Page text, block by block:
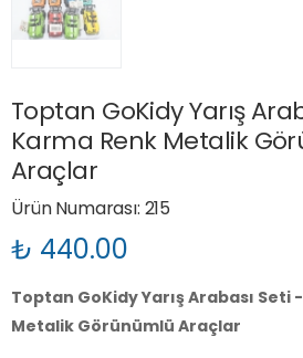
Toptan GoKidy Yarış
Karma Renk Metalik
Araçlar
Ürün Numarası: 215
₺ 440.00
Toptan GoKidy Yarış Arabası Seti
Metalik Görünümlü Araçlar